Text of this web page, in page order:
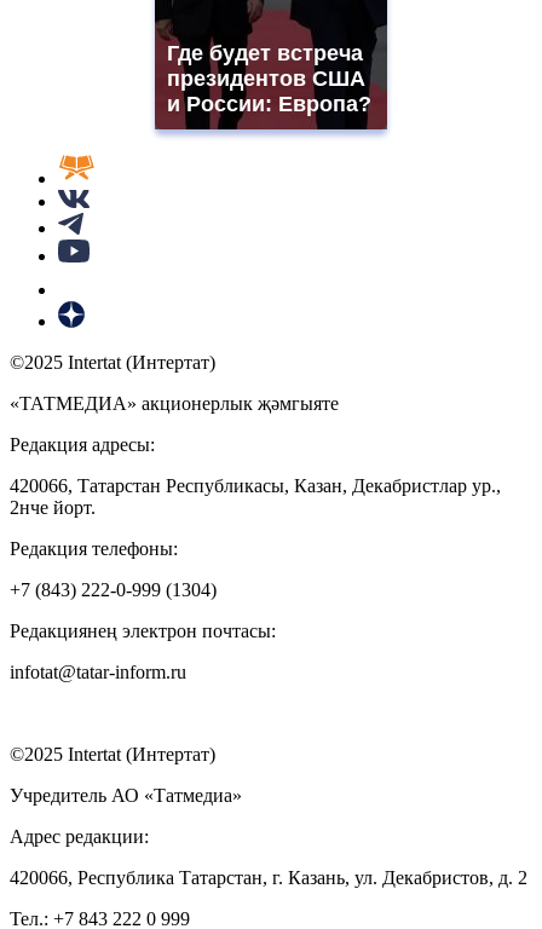
Где будет встреча
президентов США
и России: Европа?
©2025 Intertat (Интертат)
«ТАТМЕДИА» акционерлык җәмгыяте
Редакция адресы:
420066, Татарстан Республикасы, Казан, Декабристлар ур.,
2нче йорт.
Редакция телефоны:
+7 (843) 222-0-999 (1304)
Редакциянең электрон почтасы:
infotat@tatar-inform.ru
©2025 Intertat (Интертат)
Учредитель АО «Татмедиа»
Адрес редакции:
420066, Республика Татарстан, г. Казань, ул. Декабристов, д. 2
Тел.: +7 843 222 0 999